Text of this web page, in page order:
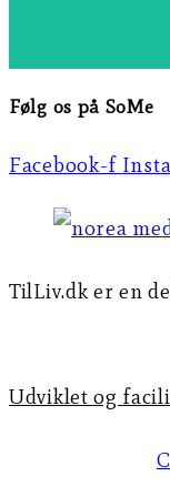
Følg os på SoMe
Facebook-f
TilLiv.dk er en
Udviklet og